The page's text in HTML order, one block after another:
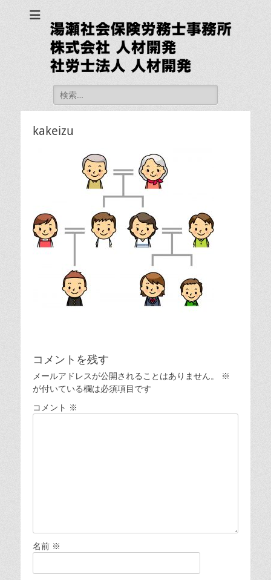
湯瀬社会保険労務士
事務所 社労士法人
人材開発
検
索:
kakeizu
コメントを残す
メールアドレスが公開されることはありません。
※
が付いている欄は必須項目です
コメント ※
名前 ※